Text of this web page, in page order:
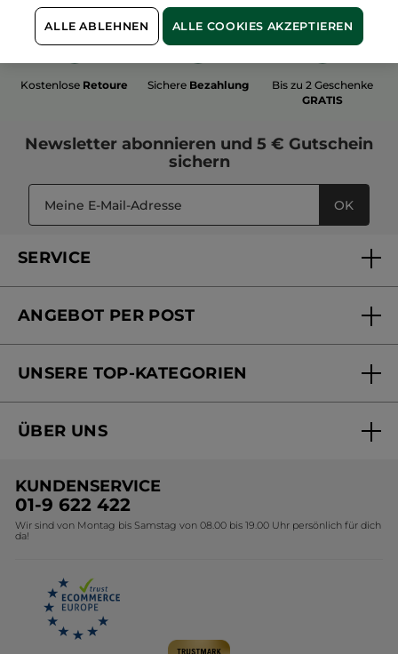
Kostenlose Retoure Sichere Bezahlung
Bis zu 2 Geschenke
GRATIS
Newsletter abonnieren und 5 € Gutschein
sichern
OK
SERVICE
Mein Konto
Online Preisliste
ANGEBOT PER POST
Versandhandel Preisliste
UNSERE TOP-KATEGORIEN
Black Friday Yves Rocher
Geschenkideen Yves Rocher
Kollektion Monoi Yves Rocher
ÜBER UNS
Umweltstiftung YR
Affiliate Programm
KUNDENSERVICE
01-9 622 422
Wir sind von Montag bis Samstag von 08.00 bis 19.00 Uhr persönlich für dich
da!
ALLE ABLEHNEN ALLE COOKIES AKZEPTIEREN